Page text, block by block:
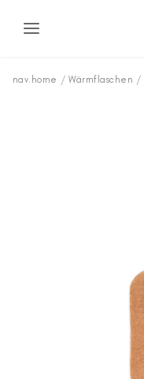
nav.home / Wärmflaschen /